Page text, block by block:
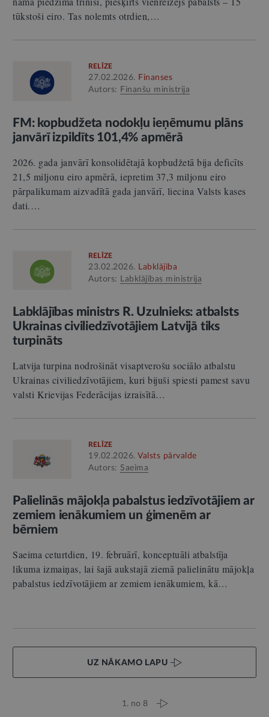
tūkstoši eiro. Tas nolemts otrdien,…
RELĪZE
27.02.2026. Finanses
Autors:
Finanšu ministrija
FM: kopbudžeta nodokļu ieņēmumu plāns
janvārī izpildīts 101,4% apmērā
2026. gada janvārī konsolidētajā kopbudžetā bija deficīts
21,5 miljonu eiro apmērā, iepretim 37,3 miljonu eiro
pārpalikumam aizvadītā gada janvārī, liecina Valsts kases
dati.…
RELĪZE
23.02.2026.
Labklājība
Autors:
Labklājības ministrija
Labklājības ministrs R. Uzulnieks: atbalsts
Ukrainas civiliedzīvotājiem Latvijā tiks
turpināts
Latvija turpina nodrošināt visaptverošu sociālo atbalstu
Ukrainas civiliedzīvotājiem, kuri bijuši spiesti pamest savu
valsti Krievijas Federācijas izraisītā…
RELĪZE
19.02.2026. Valsts pārvalde
Autors: Saeima
Palielinās mājokļa pabalstus iedzīvotājiem ar
zemiem ienākumiem un ģimenēm ar
bērniem
Saeima ceturtdien, 19. februārī, konceptuāli atbalstīja
likuma izmaiņas, lai šajā aukstajā ziemā palielinātu mājokļa
pabalstus iedzīvotājiem ar zemiem ienākumiem, kā…
UZ NĀKAMO LAPU
1. no 8